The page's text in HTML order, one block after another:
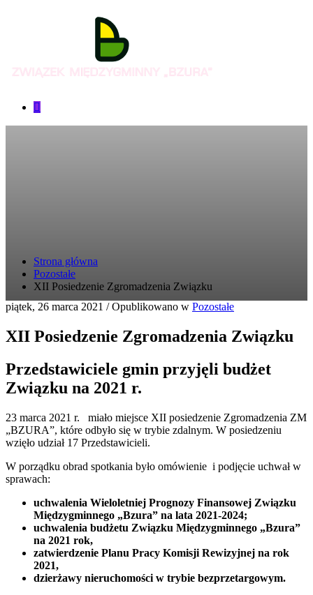
Strona główna
Pozostałe
XII Posiedzenie Zgromadzenia Związku
piątek, 26 marca 2021 /Opublikowano w Pozostałe
XII Posiedzenie Zgromadzenia Związku
Przedstawiciele gmin przyjęli budżet
Związku na 2021 r.
23 marca 2021 r. miało miejsce XII posiedzenie Zgromadzenia ZM
„BZURA”, które odbyło się w trybie zdalnym. W posiedzeniu
wzięło udział 17 Przedstawicieli.
W porządku obrad spotkania było omówienie i podjęcie uchwał w
sprawach:
uchwalenia Wieloletniej Prognozy Finansowej Związku
Międzygminnego „Bzura” na lata 2021-2024;
uchwalenia budżetu Związku Międzygminnego „Bzura”
na 2021 rok,
zatwierdzenie Planu Pracy Komisji Rewizyjnej na rok
2021,
dzierżawy nieruchomości w trybie bezprzetargowym.